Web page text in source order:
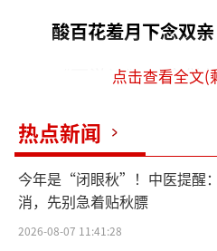
酸百花羞月下念双亲
《西游记》以唐僧
彩刻画。书中虽未具体
秋节，却在第二十八回
八戒转山林》中，借唐
月圆人难圆的中秋心酸事
点击查看全文(
热点新闻
今年是“闭眼秋”！中医提醒
消，先别急着贴秋膘
2026-08-07 11:41:28